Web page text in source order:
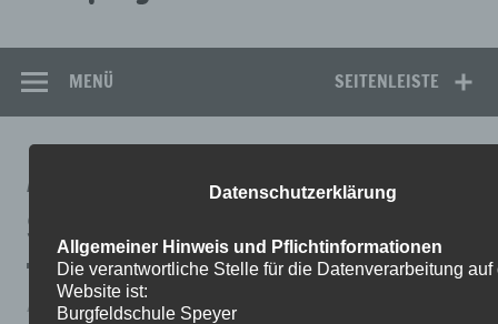
SEITENLEISTE
MENÜ
AUFGABEN_9AMATHEMATIKLÖ
SUNGEN
Aufgaben_9aMathematikLösungen
Datenschutzerklärung
Allgemeiner Hinweis und Pflichtinformationen
Die verantwortliche Stelle für die Datenverarbeitung auf
Website ist:
Burgfeldschule Speyer